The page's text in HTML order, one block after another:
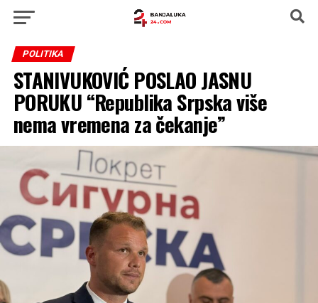
POLITIKA
STANIVUKOVIĆ POSLAO JASNU
PORUKU “Republika Srpska više
nema vremena za čekanje”